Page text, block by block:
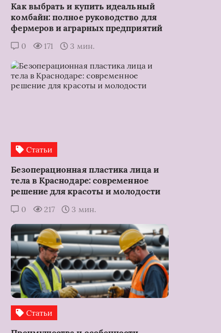
Как выбрать и купить идеальный
комбайн: полное руководство для
фермеров и аграрных предприятий
0 171 3 мин.
Статьи
Безоперационная пластика лица и
тела в Краснодаре: современное
решение для красоты и молодости
0 217 3 мин.
Статьи